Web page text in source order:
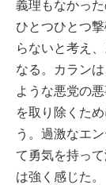
義理もなかっ
ひとつひとつ
らないと考え
なる。カラン
ような悪党の
を取り除くた
う。過激なエ
て勇気を持っ
は強く感じた。